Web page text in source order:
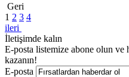
Geri
1 2 3 4
ileri
İletişimde kalın
E-posta listemize abone olun
kazanın!
E-posta